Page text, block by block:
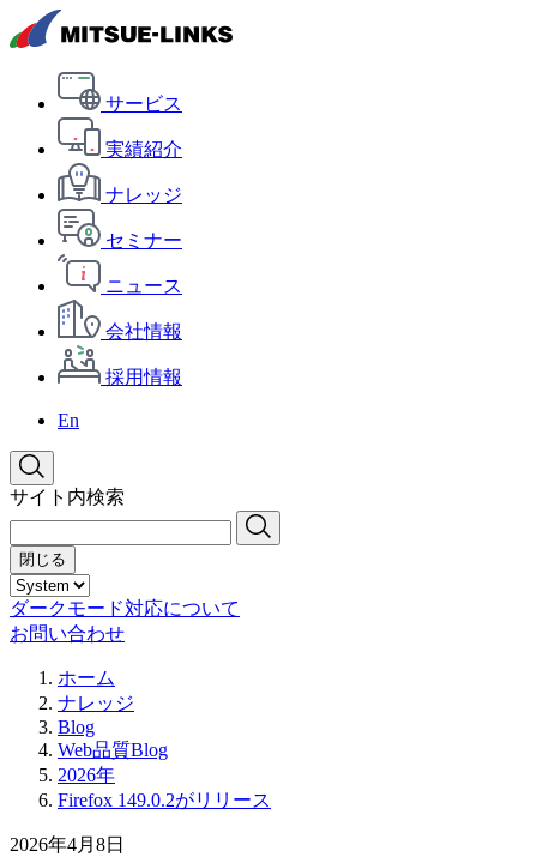
サービス
実績紹介
ナレッジ
セミナー
ニュース
会社情報
採用情報
En
サイト内検索
閉じる
ダークモード対応について
お問い合わせ
ホーム
ナレッジ
Blog
Web品質Blog
2026年
Firefox 149.0.2がリリース
2026年4月8日